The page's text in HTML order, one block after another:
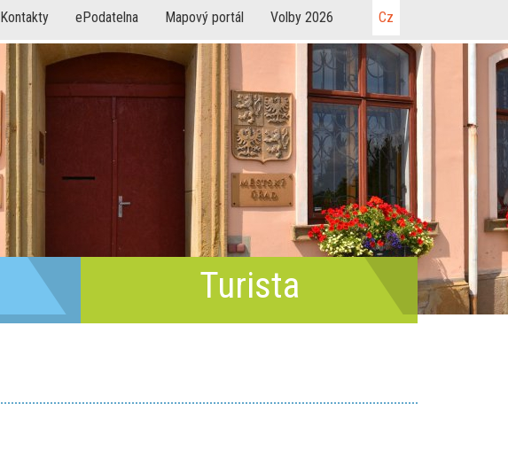
Kontakty ePodatelna Mapový portál Volby 2026 Cz
Turista